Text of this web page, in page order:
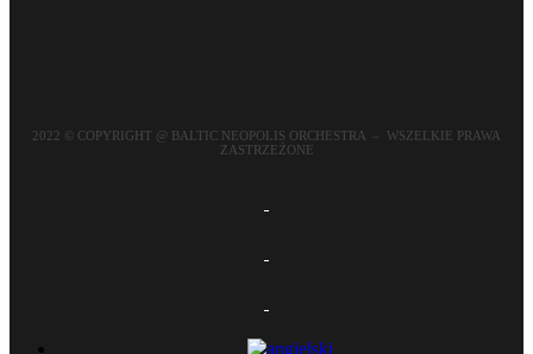
2022 © COPYRIGHT @ BALTIC NEOPOLIS ORCHESTRA – WSZELKIE PRAWA
ZASTRZEŻONE